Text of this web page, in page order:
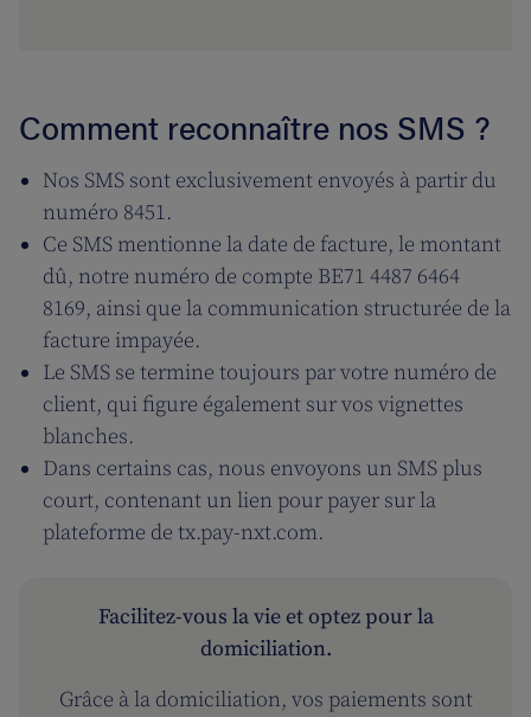
Comment reconnaître nos SMS ?
Nos SMS sont exclusivement envoyés à partir du
numéro 8451.
Ce SMS mentionne la date de facture, le montant
dû, notre numéro de compte BE71 4487 6464
8169, ainsi que la communication structurée de la
facture impayée.
Le SMS se termine toujours par votre numéro de
client, qui figure également sur vos vignettes
blanches.
Dans certains cas, nous envoyons un SMS plus
court, contenant un lien pour payer sur la
plateforme de tx.pay-nxt.com.
Facilitez-vous la vie et optez pour la
domiciliation.
Grâce à la domiciliation, vos paiements sont